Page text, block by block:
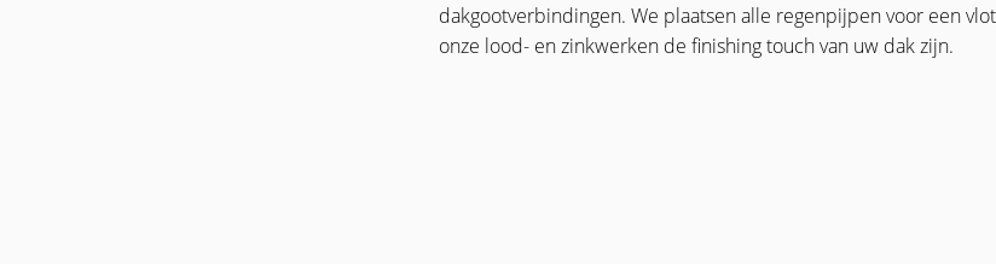
dakgootverbindingen. We plaatsen alle regenpijpen voor een
onze lood- en zinkwerken de finishing touch van uw dak zijn.